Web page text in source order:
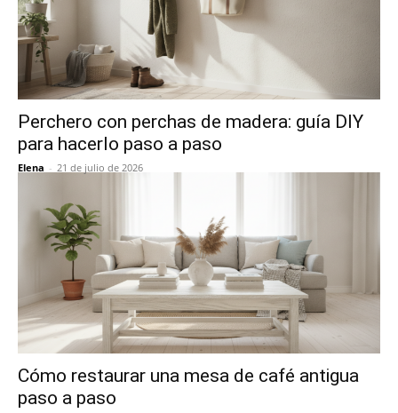
Perchero con perchas de madera: guía DIY
para hacerlo paso a paso
Elena - 21 de julio de 2026
Cómo restaurar una mesa de café antigua
paso a paso